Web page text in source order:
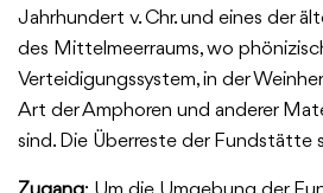
Jahrhundert v. Chr. und eines der
des Mittelmeerraums, wo
Verteidigungssystem, in der
Art der Amphoren und anderer
sind. Die Überreste der Fundstätte